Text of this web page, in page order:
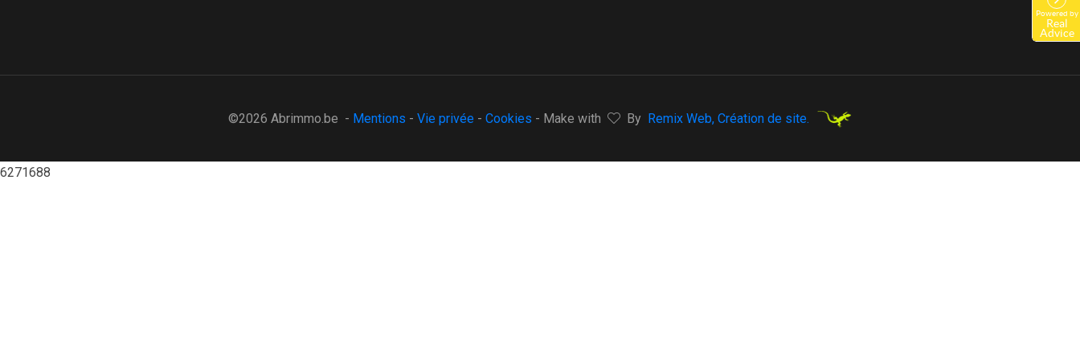
©2026 Abrimmo.be - Mentions - Vie privée - Cookies - Make with By Remix Web, Création de site.
6271688